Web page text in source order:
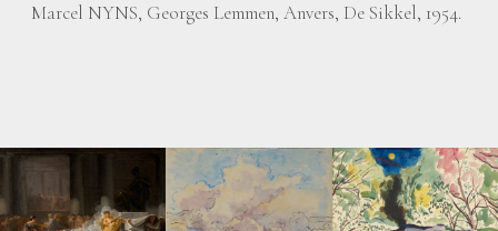
Marcel NYNS, Georges Lemmen, Anvers, De Sikkel, 1954.